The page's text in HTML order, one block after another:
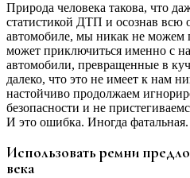
Природа человека такова, что
статистикой ДТП и осознав всю
автомобиле, мы никак не можем
может приключиться именно с
автомобили, превращенные в
далеко, что это не имеет к нам
настойчиво продолжаем
безопасности и не
И это ошибка. Иногда фатальная.
Использовать ремни
века